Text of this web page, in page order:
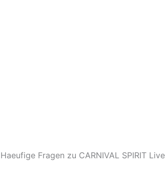
Haeufige Fragen zu CARNIVAL SPIRIT